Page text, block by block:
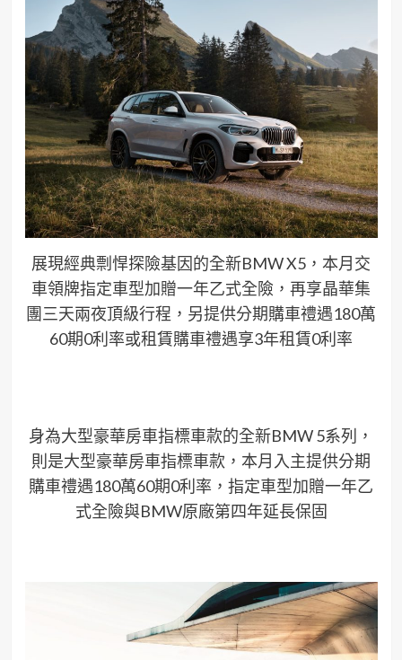
展現經典剽悍探險基因的全新BMW X5，本月交
車領牌指定車型加贈一年乙式全險，再享晶華集
團三天兩夜頂級行程，另提供分期購車禮遇180萬
60期0利率或租賃購車禮遇享3年租賃0利率
身為大型豪華房車指標車款的全新BMW 5系列，
則是大型豪華房車指標車款，本月入主提供分期
購車禮遇180萬60期0利率，指定車型加贈一年乙
式全險與BMW原廠第四年延長保固